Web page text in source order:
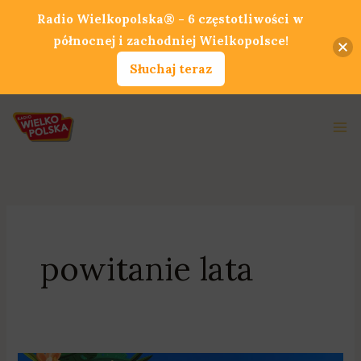
powitanie lata
Radio Wielkopolska® - 6 częstotliwości w
północnej i zachodniej Wielkopolsce!
Słuchaj teraz